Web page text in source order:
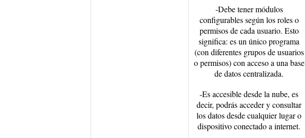
-Debe tener módulos
configurables según los roles o
permisos de cada usuario. Esto
significa: es un único programa
(con diferentes grupos de usuarios
o permisos) con acceso a una base
de datos centralizada.
-Es accesible desde la nube, es
decir, podrás acceder y consultar
los datos desde cualquier lugar o
dispositivo conectado a internet.